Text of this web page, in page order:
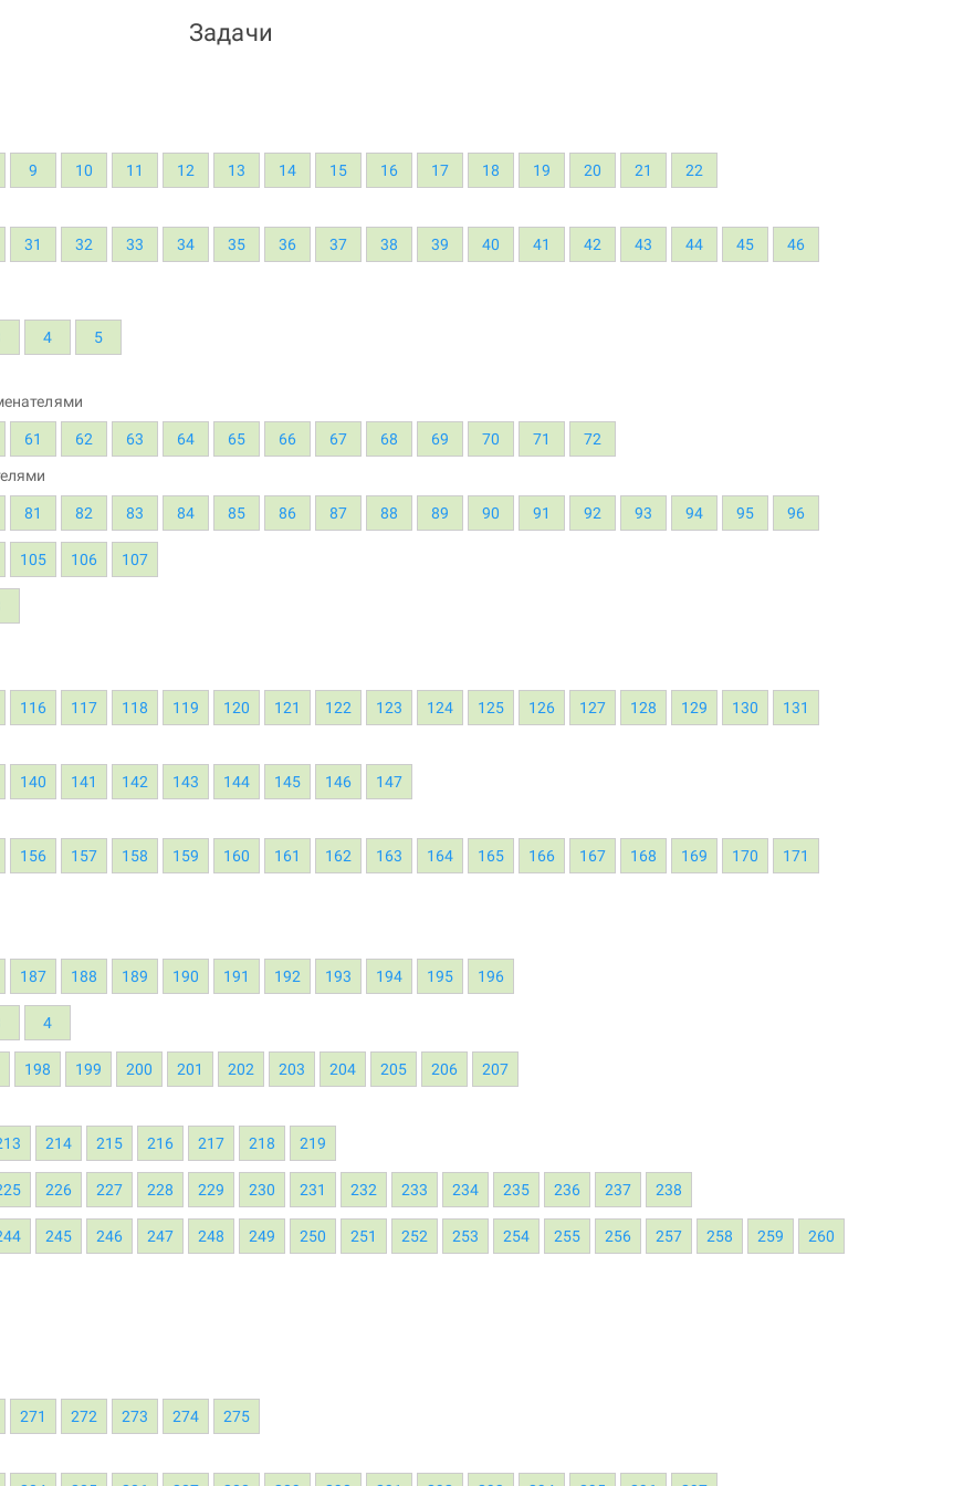
Задачи
9 10 11 12 13 14 15 16 17 18 19 20 21 22
31 32 33 34 35 36 37 38 39 40 41 42 43 44 45 46
4 5
61 62 63 64 65 66 67 68 69 70 71 72
81 82 83 84 85 86 87 88 89 90 91 92 93 94 95 96
105 106 107
116 117 118 119 120 121 122 123 124 125 126 127 128 129 130 131
140 141 142 143 144 145 146 147
156 157 158 159 160 161 162 163 164 165 166 167 168 169 170 171
187 188 189 190 191 192 193 194 195 196
4
198 199 200 201 202 203 204 205 206 207
214 215 216 217 218 219
226 227 228 229 230 231 232 233 234 235 236 237 238
245 246 247 248 249 250 251 252 253 254 255 256 257 258 259 260
271 272 273 274 275